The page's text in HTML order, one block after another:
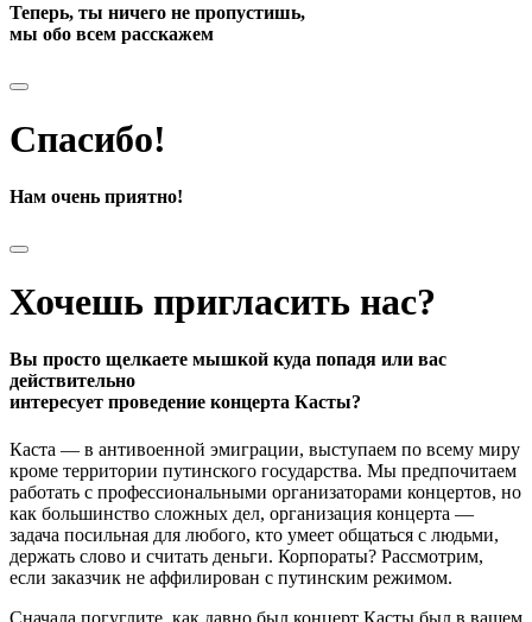
Теперь, ты ничего не пропустишь,
мы обо всем расскажем
Спасибо!
Нам очень приятно!
Хочешь пригласить нас?
Вы просто щелкаете мышкой куда попадя или вас
действительно
интересует проведение концерта Касты?
Каста — в антивоенной эмиграции, выступаем по всему миру
кроме территории путинского государства. Мы предпочитаем
работать с профессиональными организаторами концертов, но
как большинство сложных дел, организация концерта —
задача посильная для любого, кто умеет общаться с людьми,
держать слово и считать деньги. Корпораты? Рассмотрим,
если заказчик не аффилирован с путинским режимом.
Сначала погуглите, как давно был концерт Касты был в вашем